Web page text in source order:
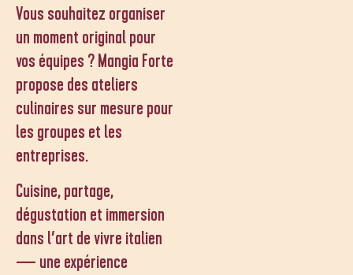
Vous souhaitez organiser
un moment original pour
vos équipes ? Mangia Forte
propose des ateliers
culinaires sur mesure pour
les groupes et les
entreprises.
Cuisine, partage,
dégustation et immersion
dans l’art de vivre italien
— une expérience